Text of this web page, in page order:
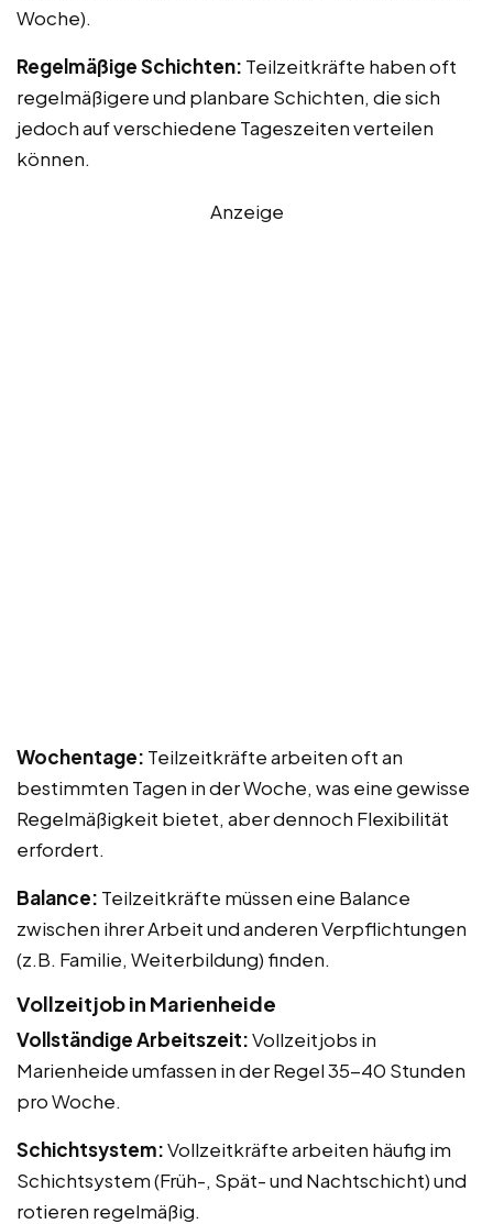
Woche).
Regelmäßige Schichten: Teilzeitkräfte haben oft
regelmäßigere und planbare Schichten, die sich
jedoch auf verschiedene Tageszeiten verteilen
können.
Anzeige
Wochentage: Teilzeitkräfte arbeiten oft an
bestimmten Tagen in der Woche, was eine gewisse
Regelmäßigkeit bietet, aber dennoch Flexibilität
erfordert.
Balance: Teilzeitkräfte müssen eine Balance
zwischen ihrer Arbeit und anderen Verpflichtungen
(z.B. Familie, Weiterbildung) finden.
Vollzeitjob in Marienheide
Vollständige Arbeitszeit:Vollzeitjobs in
Marienheide umfassen in der Regel 35-40 Stunden
pro Woche.
Schichtsystem:Vollzeitkräfte arbeiten häufig im
Schichtsystem (Früh-, Spät- und Nachtschicht) und
rotieren regelmäßig.